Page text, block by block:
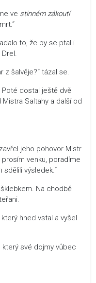
ve stinném zákoutí
to, že by se ptal i
šalvěje?“ tázal se.
dostal ještě dvě
Saltahy a další od
jeho pohovor Mistr
prosím venku, poradíme
sdělili výsledek.“
Na chodbě
hned vstal a vyšel
své dojmy vůbec